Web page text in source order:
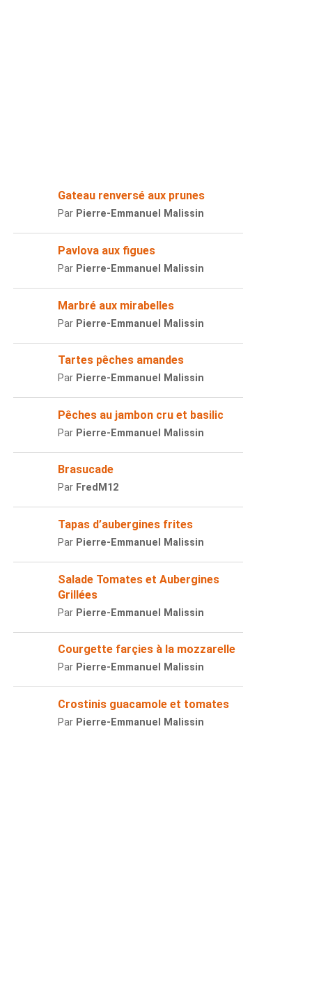
Gateau renversé aux prunes
Par Pierre-Emmanuel Malissin
Pavlova aux figues
Par Pierre-Emmanuel Malissin
Marbré aux mirabelles
Par Pierre-Emmanuel Malissin
Tartes pêches amandes
Par Pierre-Emmanuel Malissin
Pêches au jambon cru et basilic
Par Pierre-Emmanuel Malissin
Brasucade
Par FredM12
Tapas d’aubergines frites
Par Pierre-Emmanuel Malissin
Salade Tomates et Aubergines
Grillées
Par Pierre-Emmanuel Malissin
Courgette farçies à la mozzarelle
Par Pierre-Emmanuel Malissin
Crostinis guacamole et tomates
Par Pierre-Emmanuel Malissin